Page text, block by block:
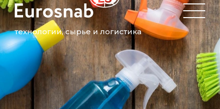
технологии, сырье и логистика